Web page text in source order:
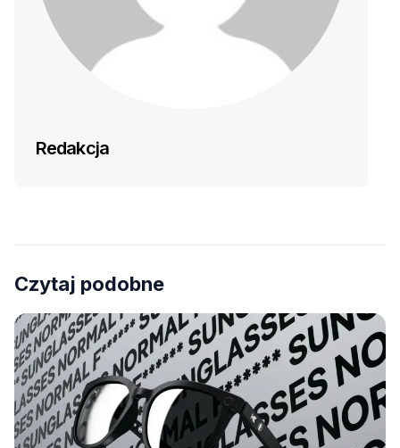
Redakcja
Czytaj podobne